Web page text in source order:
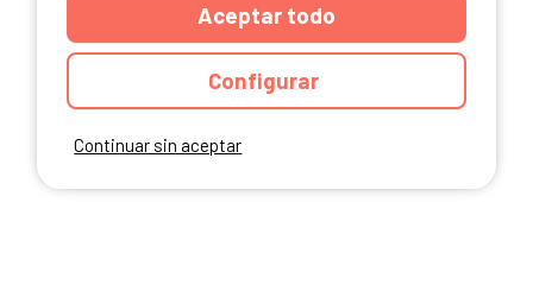
Continuar sin aceptar
Aceptar todo
Configurar